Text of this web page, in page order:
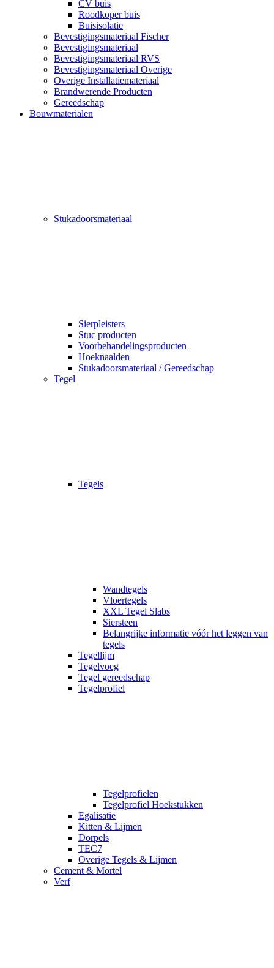
CV buis
Roodkoper buis
Buisisolatie
Bevestigingsmateriaal Fischer
Bevestigingsmateriaal
Bevestigingsmateriaal RVS
Bevestigingsmateriaal Overige
Overige Installatiemateriaal
Brandwerende Producten
Gereedschap
Bouwmaterialen
Stukadoorsmateriaal
Sierpleisters
Stuc producten
Voorbehandelingsproducten
Hoeknaalden
Stukadoorsmateriaal / Gereedschap
Tegel
Tegels
Wandtegels
Vloertegels
XXL Tegel Slabs
Siersteen
Belangrijke informatie vóór het leggen van
tegels
Tegellijm
Tegelvoeg
Tegel gereedschap
Tegelprofiel
Tegelprofielen
Tegelprofiel Hoekstukken
Egalisatie
Kitten & Lijmen
Dorpels
TEC7
Overige Tegels & Lijmen
Cement & Mortel
Verf